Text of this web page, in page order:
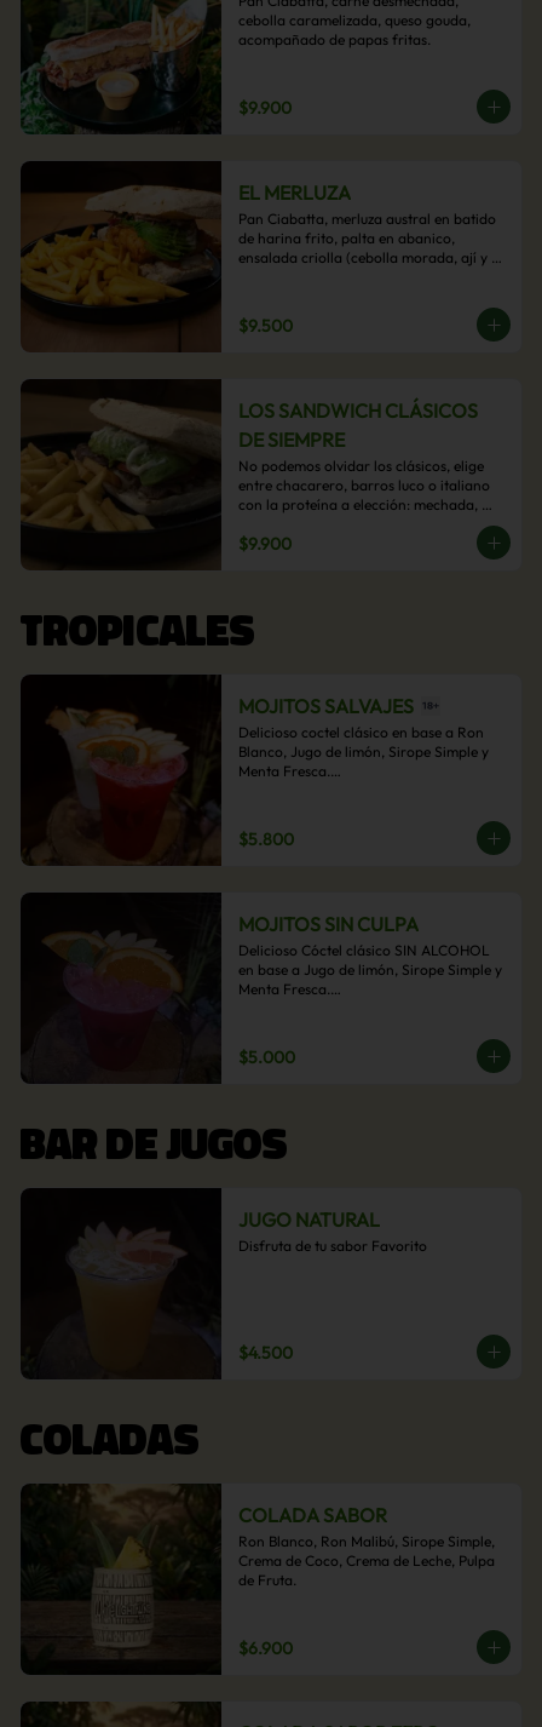
cebolla caramelizada, queso gouda,
acompañado de papas fritas.
$9.900
EL MERLUZA
Pan Ciabatta, merluza austral en batido
de harina frito, palta en abanico,
ensalada criolla (cebolla morada, ají y
$9.500
LOS SANDWICH CLÁSICOS
DE SIEMPRE
No podemos olvidar los clásicos, elige
entre chacarero, barros luco o italiano
con la proteína a elección: mechada,
acompañamiento de papas fritas.
$9.900
TROPICALES
MOJITOS SALVAJES
Delicioso coctel clásico en base a Ron
Blanco, Jugo de limón, Sirope Simple y
Menta Fresca.
$5.800
MOJITOS SIN CULPA
Delicioso Cóctel clásico SIN ALCOHOL
en base a Jugo de limón, Sirope Simple y
Menta Fresca.
$5.000
BAR DE JUGOS
JUGO NATURAL
Disfruta de tu sabor Favorito
$4.500
COLADAS
COLADA SABOR
Ron Blanco, Ron Malibú, Sirope Simple,
Crema de Coco, Crema de Leche, Pulpa
de Fruta.
$6.900